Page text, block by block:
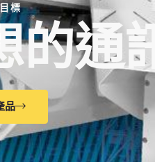
標
的通
品